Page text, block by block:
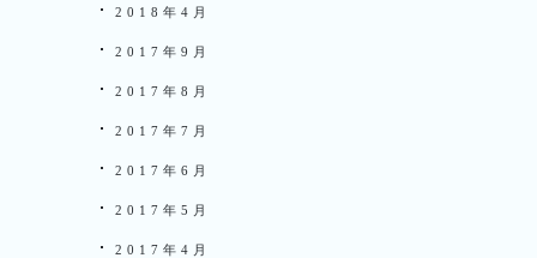
2018年4月
2017年9月
2017年8月
2017年7月
2017年6月
2017年5月
2017年4月